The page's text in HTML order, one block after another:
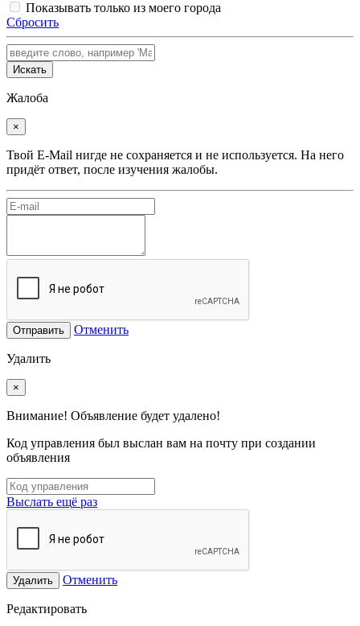
Показывать только из моего города
Сбросить
Искать
Жалоба
×
Твой E-Mail нигде не сохраняется и не используется. На него
придёт ответ, после изучения жалобы.
Отправить Отменить
Удалить
×
Внимание! Объявление будет удалено!
Код управления был выслан вам на почту при создании
объявления
Выслать ещё раз
Удалить Отменить
Редактировать